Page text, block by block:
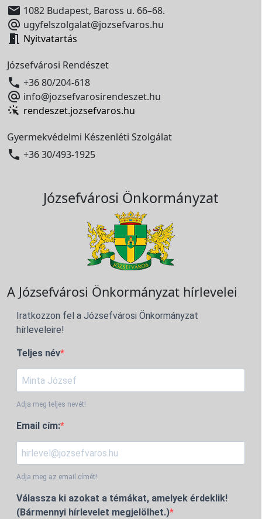
 1082 Budapest, Baross u. 66–68.
 ugyfelszolgalat@jozsefvaros.hu
 Nyitvatartás
Józsefvárosi Rendészet
 +36 80/204-618
 info@jozsefvarosirendeszet.hu
rendeszet.jozsefvaros.hu
Gyermekvédelmi Készenléti Szolgálat
 +36 30/493-1925
Józsefvárosi Önkormányzat
A Józsefvárosi Önkormányzat hírlevelei
Iratkozzon fel a Józsefvárosi Önkormányzat
hírleveleire!
Teljes név
Adja meg teljes nevét!
Email cím:
Adja meg az email címét!
Válassza ki azokat a témákat, amelyek érdeklik!
(Bármennyi hírlevelet megjelölhet.)